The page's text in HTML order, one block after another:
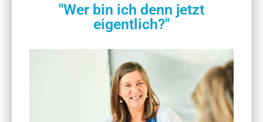
"Wer bin ich denn jetzt
eigentlich?"